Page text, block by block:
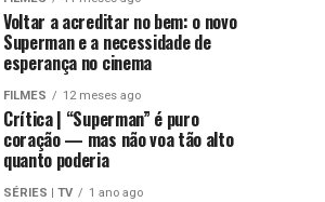
Voltar a acreditar no bem: o novo
Superman e a necessidade de
esperança no cinema
FILMES 12 meses ago
Crítica | “Superman” é puro
coração — mas não voa tão alto
quanto poderia
SÉRIES | TV 1 ano ago